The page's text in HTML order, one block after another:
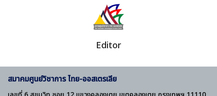
Editor
สมาคมศูนย์วิชาการ ไทย-ออสเตรเลีย